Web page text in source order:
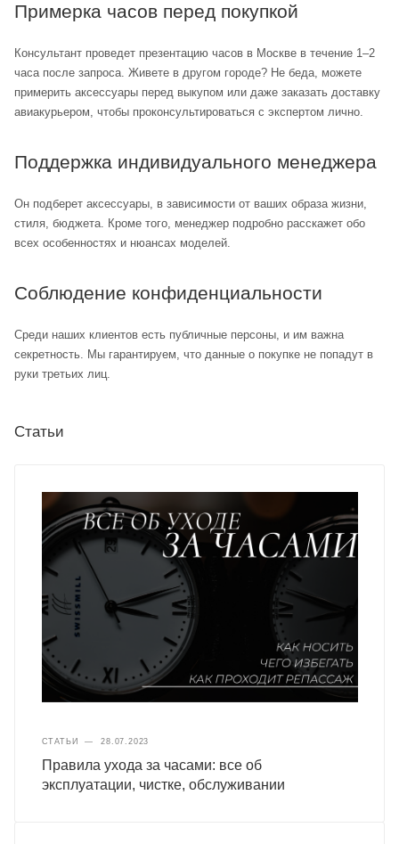
Примерка часов перед покупкой
Консультант проведет презентацию часов в Москве в течение 1–2
часа после запроса. Живете в другом городе? Не беда, можете
примерить аксессуары перед выкупом или даже заказать доставку
авиакурьером, чтобы проконсультироваться с экспертом лично.
Поддержка индивидуального менеджера
Он подберет аксессуары, в зависимости от ваших образа жизни,
стиля, бюджета. Кроме того, менеджер подробно расскажет обо
всех особенностях и нюансах моделей.
Соблюдение конфиденциальности
Среди наших клиентов есть публичные персоны, и им важна
секретность. Мы гарантируем, что данные о покупке не попадут в
руки третьих лиц.
Статьи
СТАТЬИ — 28.07.2023
Правила ухода за часами: все об
эксплуатации, чистке, обслуживании